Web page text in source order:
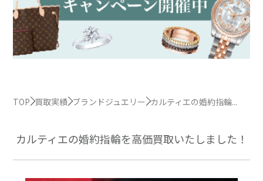
TOP 買取実績 ブランドジュエリー カルティエの婚約指輪...
カルティエの婚約指輪を高価買取いたしました！